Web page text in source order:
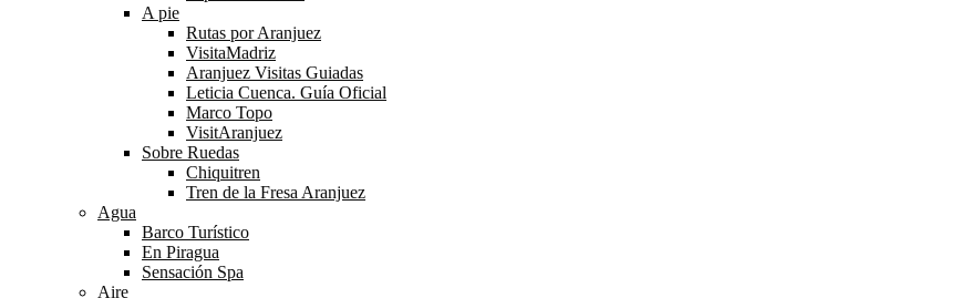
A pie
Rutas por Aranjuez
VisitaMadriz
Aranjuez Visitas Guiadas
Leticia Cuenca. Guía Oficial
Marco Topo
VisitAranjuez
Sobre Ruedas
Chiquitren
Tren de la Fresa Aranjuez
Agua
Barco Turístico
En Piragua
Sensación Spa
Aire